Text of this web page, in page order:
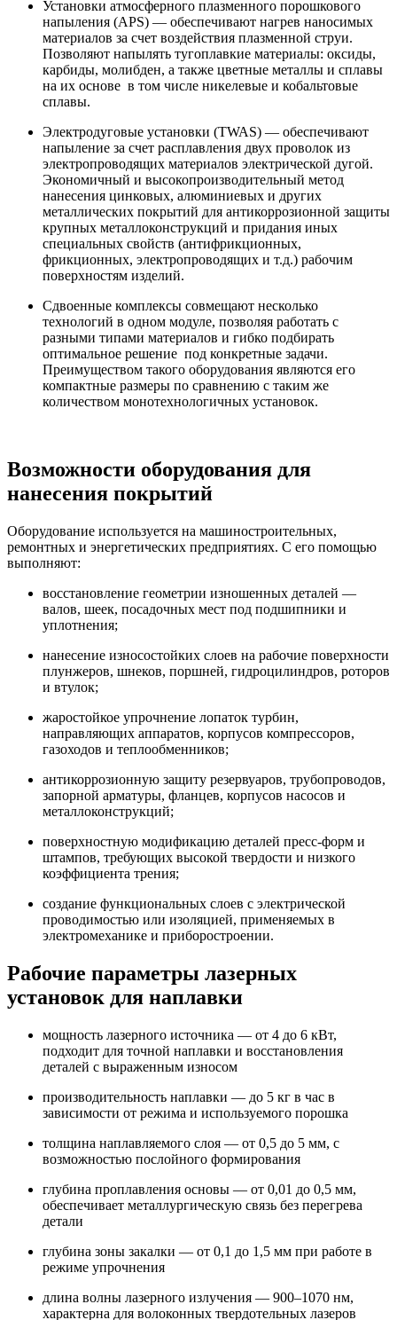
Установки атмосферного плазменного порошкового
напыления (APS) — обеспечивают нагрев наносимых
материалов за счет воздействия плазменной струи.
Позволяют напылять тугоплавкие материалы: оксиды,
карбиды, молибден, а также цветные металлы и сплавы
на их основе в том числе никелевые и кобальтовые
сплавы.
Электродуговые установки (TWAS) — обеспечивают
напыление за счет расплавления двух проволок из
электропроводящих материалов электрической дугой.
Экономичный и высокопроизводительный метод
нанесения цинковых, алюминиевых и других
металлических покрытий для антикоррозионной защиты
крупных металлоконструкций и придания иных
специальных свойств (антифрикционных,
фрикционных, электропроводящих и т.д.) рабочим
поверхностям изделий.
Сдвоенные комплексы совмещают несколько
технологий в одном модуле, позволяя работать с
разными типами материалов и гибко подбирать
оптимальное решение под конкретные задачи.
Преимуществом такого оборудования являются его
компактные размеры по сравнению с таким же
количеством монотехнологичных установок.
Возможности оборудования для
нанесения покрытий
Оборудование используется на машиностроительных,
ремонтных и энергетических предприятиях. С его помощью
выполняют:
восстановление геометрии изношенных деталей —
валов, шеек, посадочных мест под подшипники и
уплотнения;
нанесение износостойких слоев на рабочие поверхности
плунжеров, шнеков, поршней, гидроцилиндров, роторов
и втулок;
жаростойкое упрочнение лопаток турбин,
направляющих аппаратов, корпусов компрессоров,
газоходов и теплообменников;
антикоррозионную защиту резервуаров, трубопроводов,
запорной арматуры, фланцев, корпусов насосов и
металлоконструкций;
поверхностную модификацию деталей пресс-форм и
штампов, требующих высокой твердости и низкого
коэффициента трения;
создание функциональных слоев с электрической
проводимостью или изоляцией, применяемых в
электромеханике и приборостроении.
Рабочие параметры лазерных
установок для наплавки
мощность лазерного источника — от 4 до 6 кВт,
подходит для точной наплавки и восстановления
деталей с выраженным износом
производительность наплавки — до 5 кг в час в
зависимости от режима и используемого порошка
толщина наплавляемого слоя — от 0,5 до 5 мм, с
возможностью послойного формирования
глубина проплавления основы — от 0,01 до 0,5 мм,
обеспечивает металлургическую связь без перегрева
детали
глубина зоны закалки — от 0,1 до 1,5 мм при работе в
режиме упрочнения
длина волны лазерного излучения — 900–1070 нм,
характерна для волоконных твердотельных лазеров